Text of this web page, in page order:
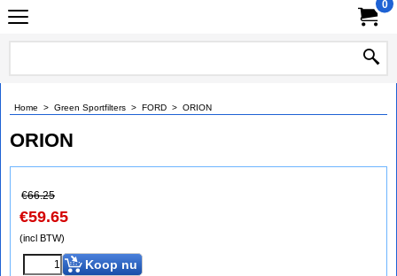
0
Home > Green Sportfilters > FORD > ORION
ORION
€66.25
€59.65
(incl BTW)
Koop nu